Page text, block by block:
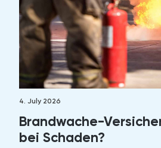
4. July 2026
Brandwache-
bei Schaden?